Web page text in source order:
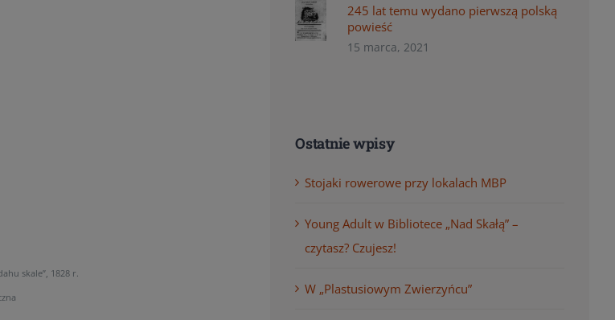
skale”, 1828 r.
245 lat temu wydano pierwszą polską
powieść
15 marca, 2021
Ostatnie wpisy
Stojaki rowerowe przy lokalach MBP
Young Adult w Bibliotece „Nad Skałą” –
czytasz? Czujesz!
W „Plastusiowym Zwierzyńcu”